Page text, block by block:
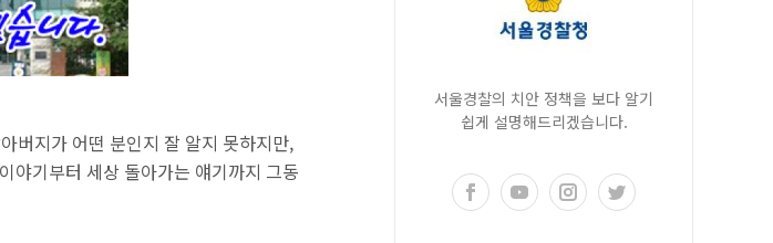
버지가 어떤 분인지 잘 알지 못하지만,
야기부터 세상 돌아가는 얘기까지 그동
서울경찰의 치안 정책을 보다 알기
쉽게 설명해드리겠습니다.